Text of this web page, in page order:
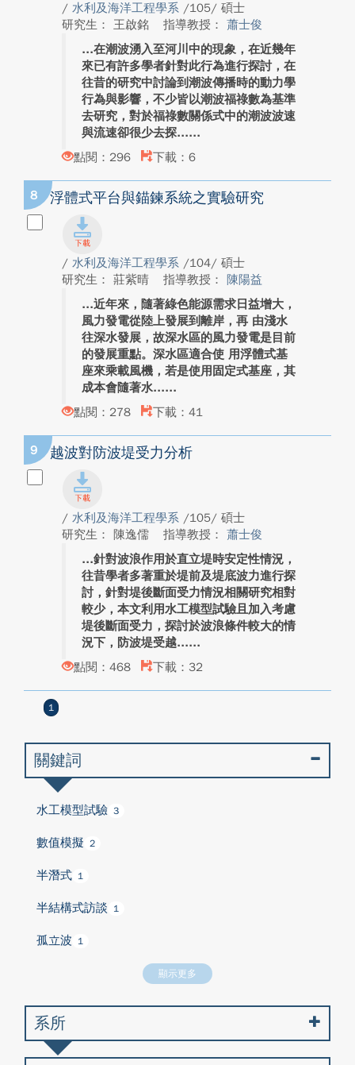
/ 水利及海洋工程學系 /105/ 碩士
研究生： 王啟銘
指導教授： 蕭士俊
在潮波湧入至河川中的現象，在近幾年
來已有許多學者針對此行為進行探討，在
往昔的研究中討論到潮波傳播時的動力學
行為與影響，不少皆以潮波福祿數為基準
去研究，對於福祿數關係式中的潮波波速
與流速卻很少去探...
點閱：296
下載：6
8 浮體式平台與錨鍊系統之實驗研究
/ 水利及海洋工程學系 /104/ 碩士
研究生： 莊紫晴
指導教授： 陳陽益
近年來，隨著綠色能源需求日益增大，
風力發電從陸上發展到離岸，再 由淺水
往深水發展，故深水區的風力發電是目前
的發展重點。深水區適合使 用浮體式基
座來乘載風機，若是使用固定式基座，其
成本會隨著水...
點閱：278
下載：41
9 越波對防波堤受力分析
/ 水利及海洋工程學系 /105/ 碩士
研究生： 陳逸儒
指導教授： 蕭士俊
針對波浪作用於直立堤時安定性情況，
往昔學者多著重於堤前及堤底波力進行探
討，針對堤後斷面受力情況相關研究相對
較少，本文利用水工模型試驗且加入考慮
堤後斷面受力，探討於波浪條件較大的情
況下，防波堤受越...
點閱：468
下載：32
1
關鍵詞
水工模型試驗 3
數值模擬 2
半潛式 1
半結構式訪談 1
孤立波 1
顯示更多
系所